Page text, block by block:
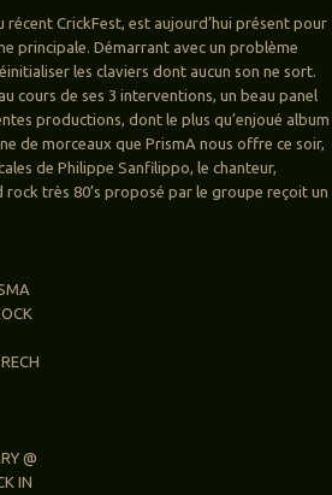
CrickFest, est aujourd’hui présent pour
principale. Démarrant avec un problème
les claviers dont aucun son ne sort.
cours de ses 3 interventions, un beau panel
productions, dont le plus qu’enjoué album
de morceaux que PrismA nous offre ce soir,
de Philippe Sanfilippo, le chanteur,
très 80’s proposé par le groupe reçoit un
@
IN